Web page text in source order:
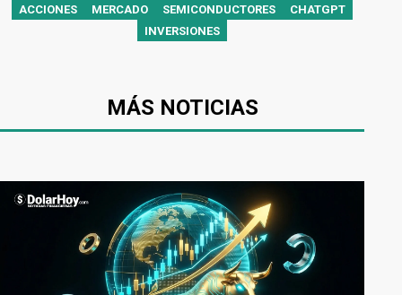
ACCIONES
MERCADO SEMICONDUCTORES
CHATGPT
INVERSIONES
MÁS NOTICIAS